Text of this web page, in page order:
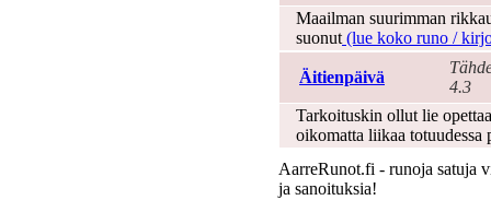
Maailman suurimman
suonut (lue koko runo /
Äitienpäivä
4.3
Tarkoituskin ollut lie
oikomatta liikaa totuudessa
AarreRunot.fi - runoja satuja
ja sanoituksia!